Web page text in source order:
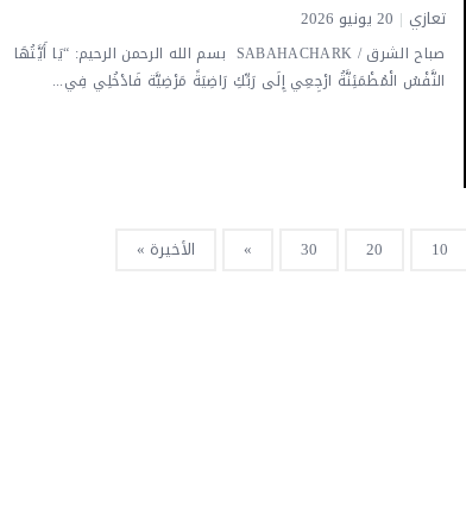
تعازي | 20 يونيو 2026
صباح الشرق / SABAHACHARK بسم الله الرحمن الرحيم: “يَا أَيَّتُهَا
النَّفْسُ الْمُطْمَئِنَّةُ ارْجِعِي إِلَى رَبِّكِ رَاضِيَةً مَرْضِيَّة فَادْخُلِي فِي...
10
20
30
» الأخيرة »